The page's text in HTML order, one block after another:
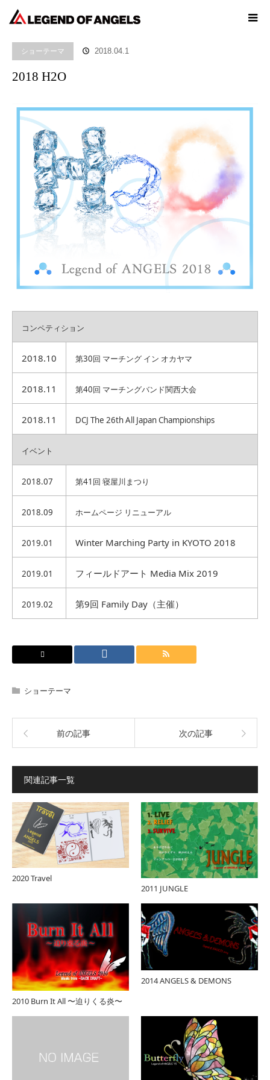
ブログ
ショーテーマ
ショーテーマ 2018.04.1
2018 H2O
コンペティション
2018.10 第30回 マーチング イン オカヤマ
2018.11 第40回 マーチングバンド関西大会
2018.11 DCJ The 26th All Japan Championships
イベント
2018.07 第41回 寝屋川まつり
2018.09 ホームページ リニューアル
2019.01 Winter Marching Party in KYOTO 2018
2019.01 フィールドアート Media Mix 2019
2019.02 第9回 Family Day（主催）
ショーテーマ
前の記事 次の記事
関連記事一覧
2020 Travel
2011 JUNGLE
2010 Burn It All 〜迫りくる炎〜
2014 ANGELS & DEMONS